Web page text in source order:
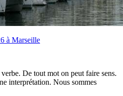
à Marseille
De tout mot on peut faire sens.
interprétation. Nous sommes